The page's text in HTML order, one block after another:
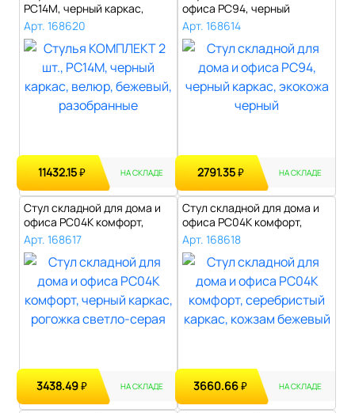
РС14М, черный каркас,
велюр, беж..
Арт. 168620
11432.15₽ НА СКЛАДЕ
офиса РС94, черный
каркас, эко..
Арт. 168614
2791.35₽ НА СКЛАДЕ
Стул складной для дома и
офиса РС04К комфорт,
черный ка..
Арт. 168617
3438.49₽ НА СКЛАДЕ
Стул складной для дома и
офиса РС04К комфорт,
серебрист..
Арт. 168618
3660.66₽ НА СКЛАДЕ